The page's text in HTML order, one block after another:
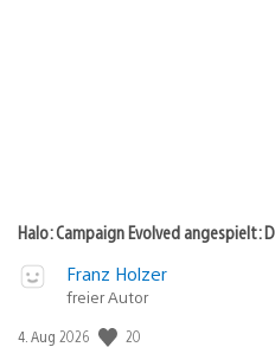
Halo: Campaign Evolved angespielt:
Franz Holzer
freier Autor
Veröffentlichungsdatum:
4. Aug 2026 20